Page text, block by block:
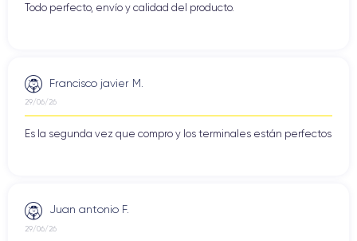
Todo perfecto, envío y calidad del producto.
Francisco javier M.
29/06/26
Es la segunda vez que compro y los terminales están perfectos
Juan antonio F.
29/06/26